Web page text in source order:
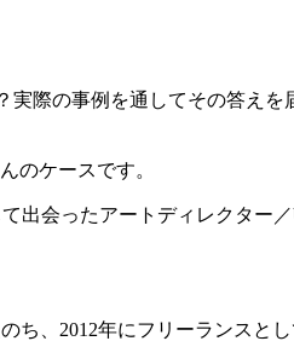
際の事例を通してその答えを
のケースです。
出会ったアートディレクター
、2012年にフリーランスと